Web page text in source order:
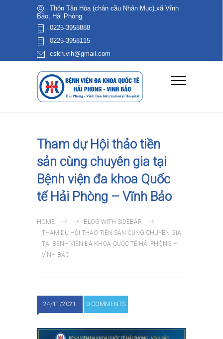
Thôn Tân Hòa (chân cầu Nhân Mục),xã Vĩnh
Bảo, Hải Phòng
0225-3958888
0225-3958115
cskh.vih@gmail.com
Tham dự Hội thảo tiền
sản cùng chuyên gia tại
Bệnh viện đa khoa Quốc
tế Hải Phòng – Vĩnh Bảo
HOME
BLOG WITH SIDEBAR
THAM DỰ HỘI THẢO TIỀN SẢN CÙNG CHUYÊN GIA
TẠI BỆNH VIỆN ĐA KHOA QUỐC TẾ HẢI PHÒNG –
VĨNH BẢO
24/11/2021 0 COMMENTS